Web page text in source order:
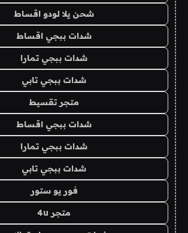
شحن يلا لودو اقساط
شدات ببجي اقساط
شدات ببجي تمارا
شدات ببجي تابي
متجر تقسيط
شدات ببجي اقساط
شدات ببجي تمارا
شدات ببجي تابي
فور يو ستور
متجر 4u